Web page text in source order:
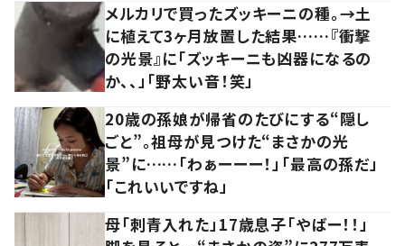
メルカリで買ったズッキーニの種。→土
に植えて3ヶ月放置した結果……『衝撃
の光景』に「ズッキーニも凶器になるの
か、、」「野太い音！笑」
20歳の孫娘が帰省のたびにする“隠し
ごと”。祖母が見つけた“まさかの光
景”に……「わぁーーー！」「最高の孫だ」
「これいいですね」
母「刺青入れた」17歳息子「やばー！！」